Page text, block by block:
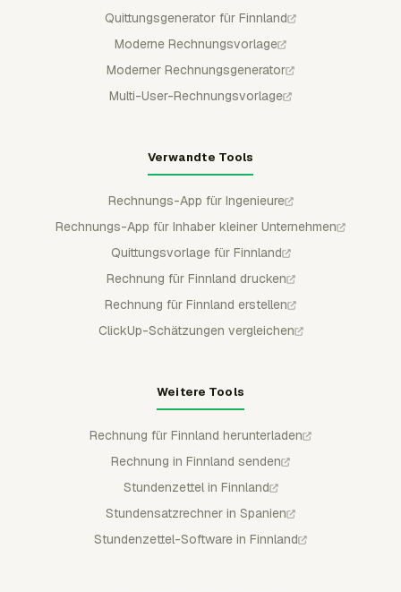
Quittungsgenerator für Finnland
Moderne Rechnungsvorlage
Moderner Rechnungsgenerator
Multi-User-Rechnungsvorlage
Verwandte Tools
Rechnungs-App für Ingenieure
Rechnungs-App für Inhaber kleiner Unternehmen
Quittungsvorlage für Finnland
Rechnung für Finnland drucken
Rechnung für Finnland erstellen
ClickUp-Schätzungen vergleichen
Weitere Tools
Rechnung für Finnland herunterladen
Rechnung in Finnland senden
Stundenzettel in Finnland
Stundensatzrechner in Spanien
Stundenzettel-Software in Finnland